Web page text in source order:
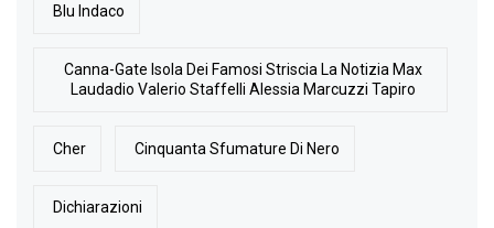
Blu Indaco
Canna-Gate Isola Dei Famosi Striscia La Notizia Max
Laudadio Valerio Staffelli Alessia Marcuzzi Tapiro
Cher Cinquanta Sfumature Di Nero
Dichiarazioni